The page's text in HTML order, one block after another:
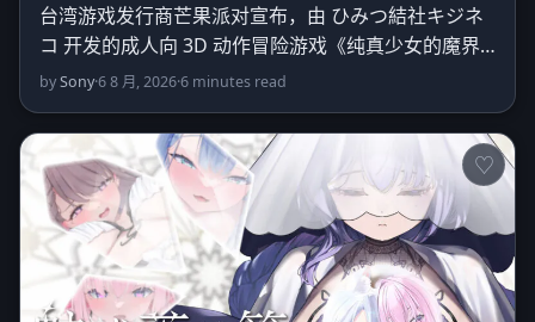
台湾游戏发行商芒果派对宣布，由 ひみつ結社キジネ
コ 开发的成人向 3D 动作冒险游戏《纯真少女的魔界…
bySony·6 8 月, 2026·6 minutes read